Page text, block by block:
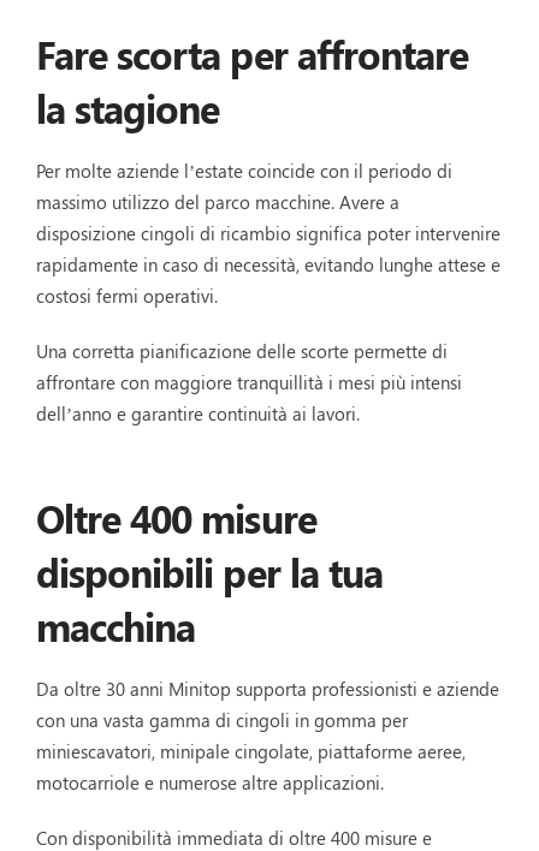
Fare scorta per affrontare
la stagione
Per molte aziende l’estate coincide con il periodo di
massimo utilizzo del parco macchine. Avere a
disposizione cingoli di ricambio significa poter intervenire
rapidamente in caso di necessità, evitando lunghe attese e
costosi fermi operativi.
Una corretta pianificazione delle scorte permette di
affrontare con maggiore tranquillità i mesi più intensi
dell’anno e garantire continuità ai lavori.
Oltre 400 misure
disponibili per la tua
macchina
Da oltre 30 anni Minitop supporta professionisti e aziende
con una vasta gamma di cingoli in gomma per
miniescavatori, minipale cingolate, piattaforme aeree,
motocarriole e numerose altre applicazioni.
Con disponibilità immediata di oltre 400 misure e